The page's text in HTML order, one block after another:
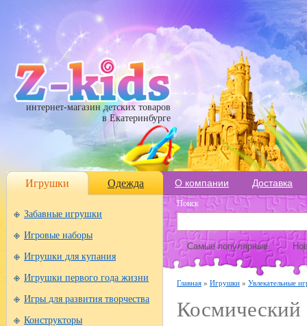
интернет-магазин детских товаров
в Екатеринбурге
Игрушки Одежда О компании Доставка
Забавные игрушки
Игровые наборы
Игрушки для купания
Игрушки первого года жизни
Игры для развития творчества
Конструкторы
Поиск
Самые популярные
Главная » Игрушки » Увлекательные